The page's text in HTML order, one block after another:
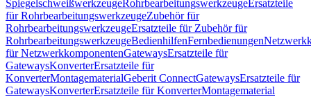
SpiegelschweißwerkzeugeRohrbearbeitungswerkzeugeErsatzteile
für RohrbearbeitungswerkzeugeZubehör für
RohrbearbeitungswerkzeugeErsatzteile für Zubehör für
RohrbearbeitungswerkzeugeBedienhilfenFernbedienungen
für NetzwerkkomponentenGatewaysErsatzteile für
GatewaysKonverterErsatzteile für
KonverterMontagematerialGeberit ConnectGatewaysErsatzteile für
GatewaysKonverterErsatzteile für KonverterMontagematerial